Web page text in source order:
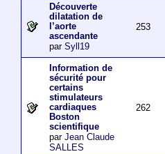
Découverte
dilatation de
l’aorte
ascendante
par Syll19
253
Information de
sécurité pour
certains
stimulateurs
cardiaques
Boston
scientifique
par Jean Claude
SALLES
262